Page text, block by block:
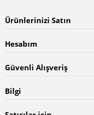
Ürünlerinizi Satın
Hesabım
Güvenli Alışveriş
Bilgi